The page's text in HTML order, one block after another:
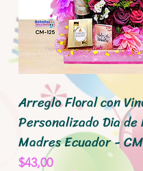
Arreglo Floral con
Personalizado Dia de
Madres Ecuador -
Precio
$43,00